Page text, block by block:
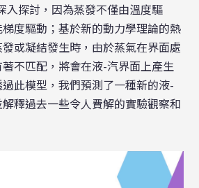
入探討，因為蒸發不僅由溫度驅
度驅動；基於新的動力學理論的熱
或凝結發生時，由於蒸氣在界面處
不匹配，將會在液-汽界面上產生
此模型，我們預測了一種新的液-
釋過去一些令人費解的實驗觀察和